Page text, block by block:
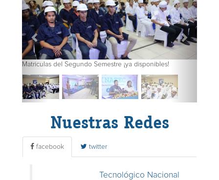
Matriculas del Segundo Semestre ¡ya disponibles!
Nuestras Redes
facebook twitter
Tecnológico Nacional